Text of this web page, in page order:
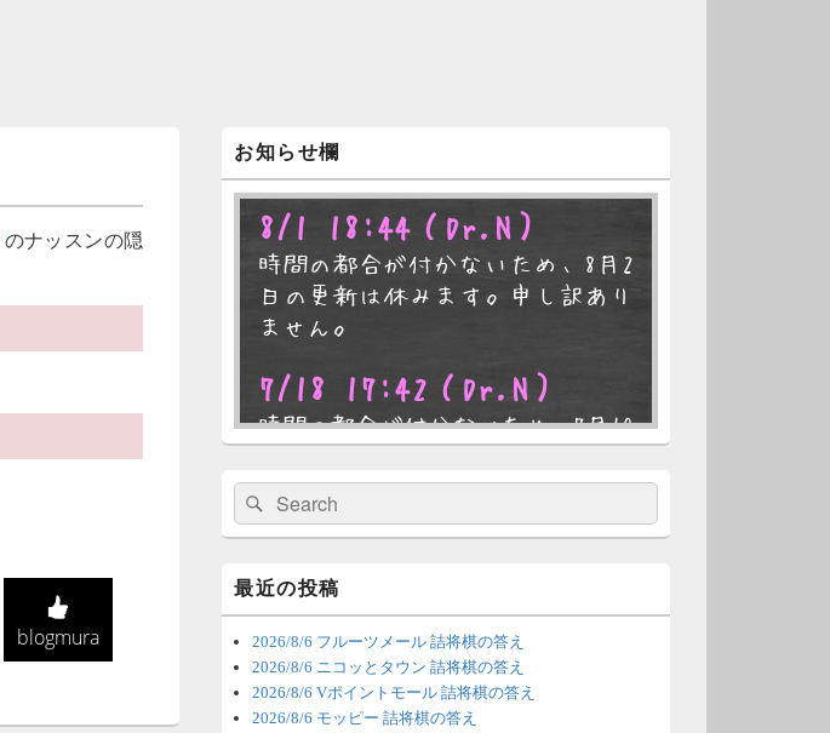
のナッスンの隠
blogmura
イ
ン
エ
ア
お知らせ欄
8/1 18:44 （Dr.N）
時間の都合が付かないため、8月2
日の更新は休みます。申し訳あり
ません。
7/18 17:42 （Dr.N）
時間の都合が付かないため、7月19
ません。
7/4 18:54（Dr.N）
時間の都合が付かないため、7月5
日の更新は休みます。申し訳あり
ません。
6/22 2:12（Dr.N）
検
索:
検
索
最近の投稿
2026/8/6 フルーツメール 詰将棋の答え
2026/8/6 ニコッとタウン 詰将棋の答え
2026/8/6 Vポイントモール 詰将棋の答え
2026/8/6 モッピー 詰将棋の答え